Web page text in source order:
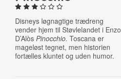
Disneys løgnagtige trædreng
vender hjem til Støvlelandet i Enzo
D’Alòs Pinocchio. Toscana er
mageløst tegnet, men historien
fortælles kluntet og uden humor.